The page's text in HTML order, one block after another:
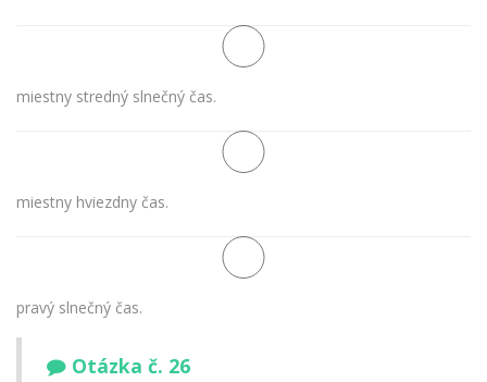
miestny stredný slnečný čas.
miestny hviezdny čas.
pravý slnečný čas.
Otázka č. 26